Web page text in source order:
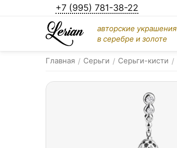
+7 (995) 781-38-22
авторские украшения
в серебре и золоте
Главная / Серьги / Серьги-кисти /